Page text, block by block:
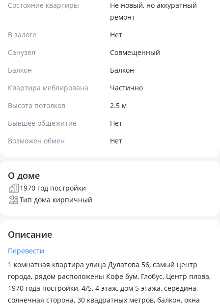
Состояние квартиры
Не новый, но аккуратный
ремонт
В залоге
Нет
Санузел
Совмещенный
Балкон
Балкон
Квартира меблирована
Частично
Высота потолков
2.5 м
Бывшее общежитие
Нет
Возможен обмен
Нет
О доме
1970 год постройки
Тип дома кирпичный
Описание
Перевести
1 комнатная квартира улица Дулатова 56, самый центр
города, рядом расположены Кофе бум, Глобус, Центр плова,
1970 года постройки, 4/5, 4 этаж, дом 5 этажа, середина,
солнечная сторона, 30 квадратных метров, балкон, окна